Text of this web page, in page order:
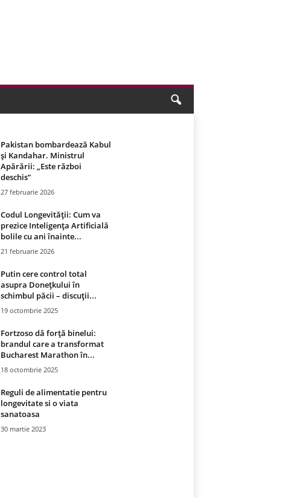
Pakistan bombardează Kabul
și Kandahar. Ministrul
Apărării: „Este război
deschis”
27 februarie 2026
Codul Longevității: Cum va
prezice Inteligența Artificială
bolile cu ani înainte...
21 februarie 2026
Putin cere control total
asupra Donețkului în
schimbul păcii – discuții...
19 octombrie 2025
Fortzoso dă forță binelui:
brandul care a transformat
Bucharest Marathon în...
18 octombrie 2025
Reguli de alimentatie pentru
longevitate si o viata
sanatoasa
30 martie 2023